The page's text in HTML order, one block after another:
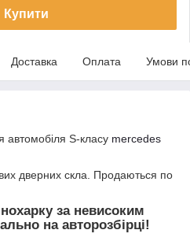
Купити
Доставка Оплата Умови
автомобіля S-класу mercedes
дверних скла. Продаються по
за невисоким
на авторозбірці!